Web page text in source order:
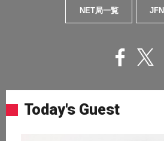
NET局一覧
Today's Guest